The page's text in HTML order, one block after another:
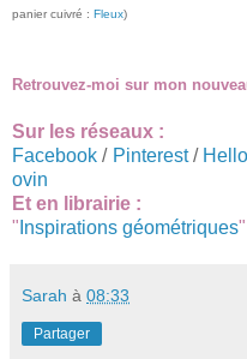
panier cuivré : Fleux)
Retrouvez-moi sur mon
Sur les réseaux :
Facebook / Pinterest/
ovin
Et en librairie :
" Inspirations géométriques
Sarah à 08:33
Partager